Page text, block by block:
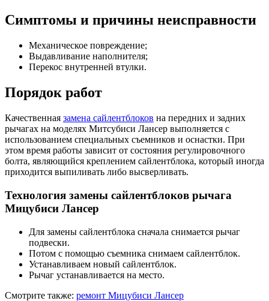
Симптомы и причины неисправности
Механическое повреждение;
Выдавливание наполнителя;
Перекос внутренней втулки.
Порядок работ
Качественная замена сайлентблоков на передних и задних
рычагах на моделях Митсубиси Лансер выполняется с
использованием специальных съемников и оснастки. При
этом время работы зависит от состояния регулировочного
болта, являющийся креплением сайлентблока, который иногда
приходится выпиливать либо высверливать.
Технология замены сайлентблоков рычага
Мицубиси Лансер
Для замены сайлентблока сначала снимается рычаг
подвески.
Потом с помощью съемника снимаем сайлентблок.
Устанавливаем новый сайлентблок.
Рычаг устанавливается на место.
Смотрите также: ремонт Мицубиси Лансер